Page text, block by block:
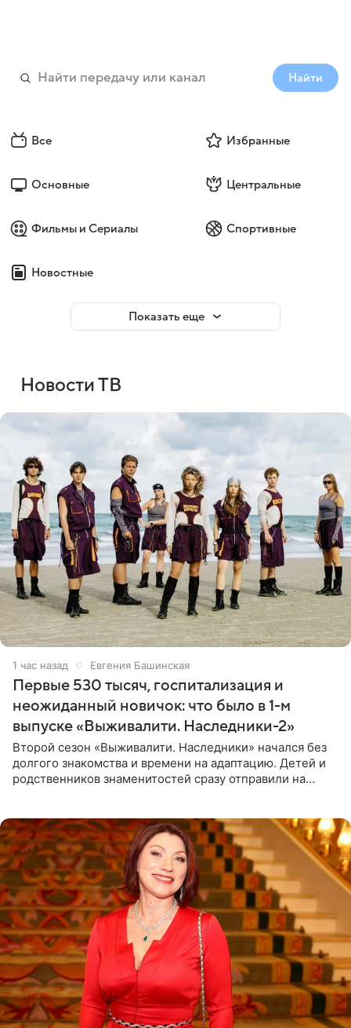
Найти
Все Избранные
Основные Центральные
Фильмы и Сериалы Спортивные
Новостные
Показать еще
Новости ТВ
1 час назад Евгения Башинская
Первые 530 тысяч, госпитализация и
неожиданный новичок: что было в 1-м
выпуске «Выживалити. Наследники-2»
Второй сезон «Выживалити. Наследники» начался без
долгого знакомства и времени на адаптацию. Детей и
родственников знаменитостей сразу отправили на